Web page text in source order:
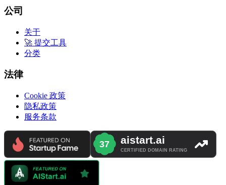
公司
关于
🚀 提交工具
分类
法律
Cookie 政策
隐私政策
服务条款